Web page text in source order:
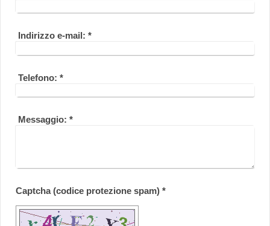
Indirizzo e-mail: *
Telefono: *
Messaggio: *
Captcha (codice protezione spam) *